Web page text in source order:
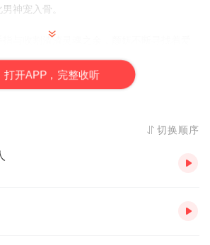
神宠入骨。
指与收割渣渣灵魂之余，颜妩不断寻找着爱
撕开纯白的伪装，露出黑透的真面目，不厌
爱？”
。
流浪，我宁愿将你的尸体禁锢在我身旁。”
制不住地轻笑出了声。
打开APP，完整收听
切换顺序